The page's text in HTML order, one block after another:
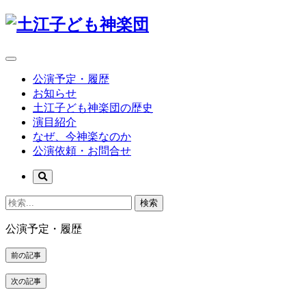
公演予定・履歴
お知らせ
土江子ども神楽団の歴史
演目紹介
なぜ、今神楽なのか
公演依頼・お問合せ
検索
公演予定・履歴
前の記事
次の記事